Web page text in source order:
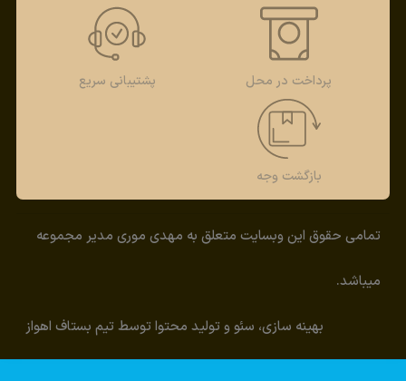
پرداخت در محل پشتیبانی سریع
بازگشت وجه
تمامی حقوق این وبسایت متعلق به مهدی موری مدیر مجموعه
میباشد.
بهینه سازی، سئو و تولید محتوا توسط تیم بستاف اهواز